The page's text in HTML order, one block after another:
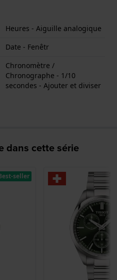
Heures - Aiguille analogique
Date - Fenêtr
Chronomètre /
Chronographe - 1/10
secondes - Ajouter et diviser
dans cette série
seller